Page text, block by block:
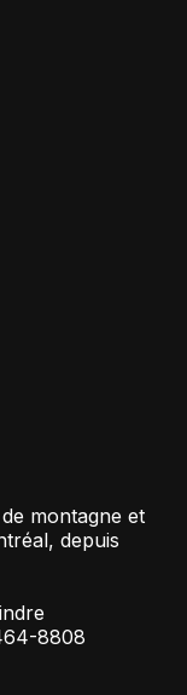
montagne et
depuis
8808